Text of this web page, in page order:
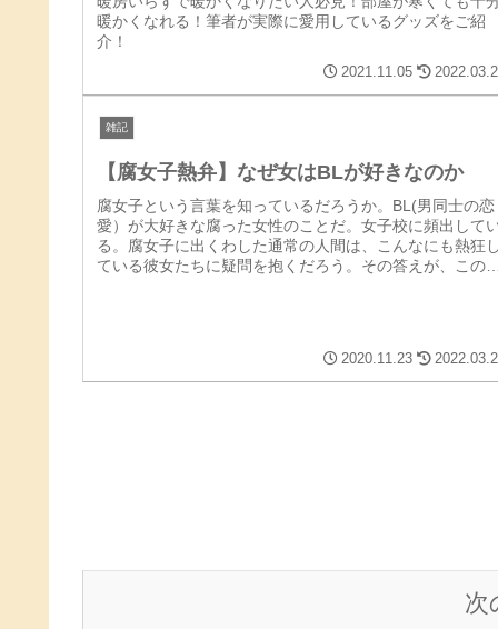
暖かくなれる！筆者が実際に愛用しているグッズをご紹
介！
2021.11.05
雑記
【腐女子熱弁】なぜ女はBLが好きなのか
腐女子という言葉を知っているだろうか。BL(男同士の恋
愛）が大好きな腐った女性のことだ。女子校に頻出して
る。腐女子に出くわした通常の人間は、こんなにも熱狂
ている彼女たちに疑問を抱くだろう。その答えが、この
2020.11.23
次